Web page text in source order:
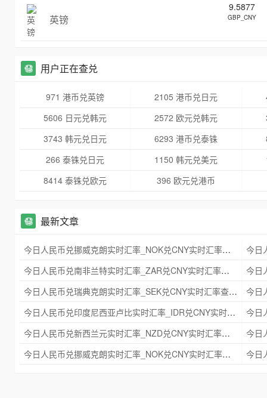
英镑
9.5877
GBP_CNY
用户正在查兑
971 港币兑英镑 2105 港币兑日元
5606 日元兑韩元
2572 欧元兑韩元
3743 韩元兑日元
6293 港币兑泰铢
266 泰铢兑日元
1150 韩元兑美元
8414 泰铢兑欧元
396 欧元兑港币
最新文章
今日人民币兑挪威克朗实时汇率_NOK兑CNY实时汇率查询 2025年09月21日
今日人民币兑南非兰特实时汇率_ZAR兑CNY实时汇率查询 2025年09月21日
今日人民币兑瑞典克朗实时汇率_SEK兑CNY实时汇率查询 2025年09月21日
今日人民币兑印度尼西亚卢比实时汇率_IDR兑CNY实时汇率查询 2025年09月21日
今日人民币兑新西兰元实时汇率_NZD兑CNY实时汇率查询 2025年09月21日
今日人民币兑挪威克朗实时汇率_NOK兑CNY实时汇率查询 2025年09月21日